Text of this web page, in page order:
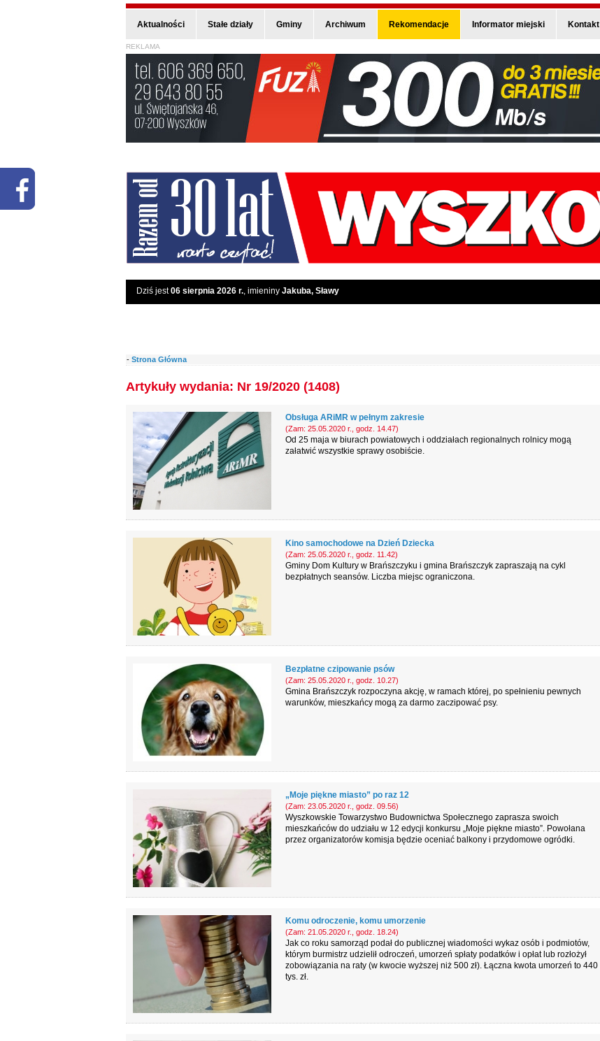
Aktualności Stałe działy Gminy Archiwum Rekomendacje Informator miejski Kontakt
REKLAMA
Dziś jest06 sierpnia 2026 r., imieniny Jakuba, Sławy
- Strona Główna
Artykuły wydania: Nr 19/2020 (1408)
Obsługa ARiMR w pełnym zakresie
(Zam: 25.05.2020 r., godz. 14.47)
Od 25 maja w biurach powiatowych i oddziałach regionalnych rolnicy mogą
załatwić wszystkie sprawy osobiście.
Kino samochodowe na Dzień Dziecka
(Zam: 25.05.2020 r., godz. 11.42)
Gminy Dom Kultury w Brańszczyku i gmina Brańszczyk zapraszają na cykl
bezpłatnych seansów. Liczba miejsc ograniczona.
Bezpłatne czipowanie psów
(Zam: 25.05.2020 r., godz. 10.27)
Gmina Brańszczyk rozpoczyna akcję, w ramach której, po spełnieniu pewnych
warunków, mieszkańcy mogą za darmo zaczipować psy.
„Moje piękne miasto” po raz 12
(Zam: 23.05.2020 r., godz. 09.56)
Wyszkowskie Towarzystwo Budownictwa Społecznego zaprasza swoich
mieszkańców do udziału w 12 edycji konkursu „Moje piękne miasto”. Powołana
przez organizatorów komisja będzie oceniać balkony i przydomowe ogródki.
Komu odroczenie, komu umorzenie
(Zam: 21.05.2020 r., godz. 18.24)
Jak co roku samorząd podał do publicznej wiadomości wykaz osób i podmiotów,
którym burmistrz udzielił odroczeń, umorzeń spłaty podatków i opłat lub rozłożył
zobowiązania na raty (w kwocie wyższej niż 500 zł). Łączna kwota umorzeń to 440
tys. zł.